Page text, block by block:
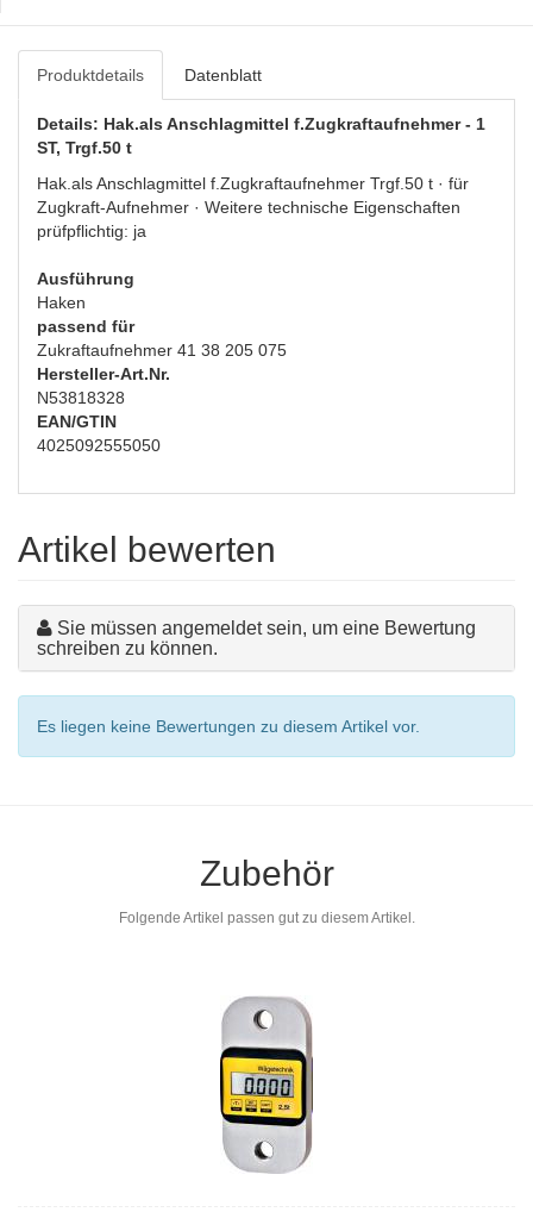
Produktdetails Datenblatt
Details: Hak.als Anschlagmittel f.Zugkraftaufnehmer - 1
ST, Trgf.50 t
Hak.als Anschlagmittel f.Zugkraftaufnehmer Trgf.50 t · für
Zugkraft-Aufnehmer · Weitere technische Eigenschaften
prüfpflichtig: ja
Ausführung
Haken
passend für
Zukraftaufnehmer 41 38 205 075
Hersteller-Art.Nr.
N53818328
EAN/GTIN
4025092555050
Artikel bewerten
Sie müssen angemeldet sein, um eine Bewertung
schreiben zu können.
Es liegen keine Bewertungen zu diesem Artikel vor.
Zubehör
Folgende Artikel passen gut zu diesem Artikel.